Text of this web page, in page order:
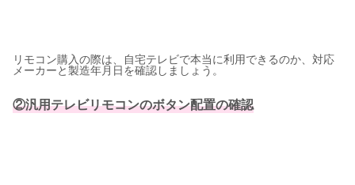
リモコン購入の際は、自宅テレビで本当に利用できるのか、対応
メーカーと製造年月日を確認しましょう。
②汎用テレビリモコンのボタン配置の確認